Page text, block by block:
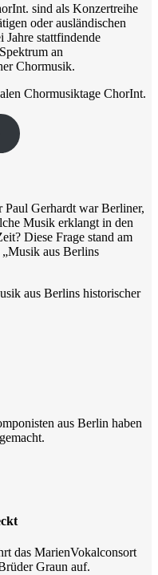
sind als Konzertreihe
oder ausländischen
Jahre stattfindende
an
Chormusik.
Chormusiktage ChorInt.
Paul Gerhardt war Berliner,
Musik erklangt in den
Diese Frage stand am
aus Berlins
aus Berlins historischer
aus Berlin haben
das MarienVokalconsort
Graun auf.